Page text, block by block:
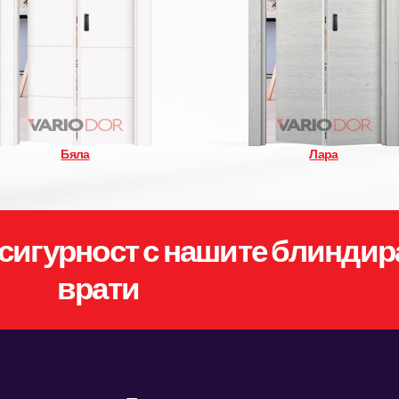
Бяла Лара
с нашите
врати